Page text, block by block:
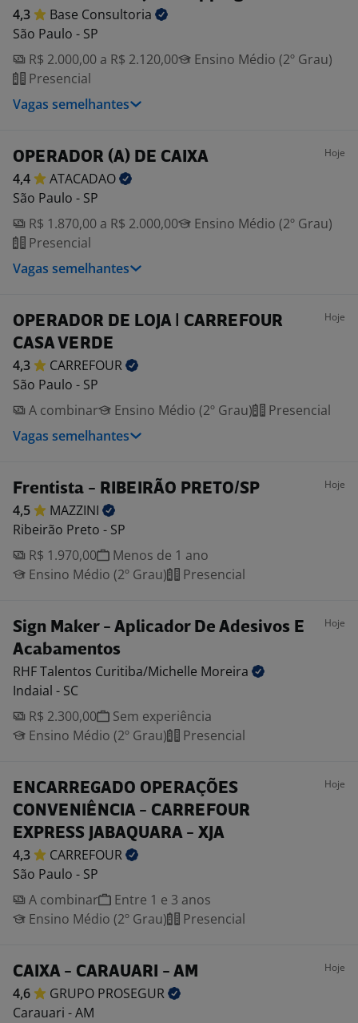
4,3 Base Consultoria
São Paulo - SP
R$ 2.000,00 a R$ 2.120,00
Ensino Médio (2º Grau)
Presencial
Vagas semelhantes
OPERADOR (A) DE CAIXA Hoje
4,4
ATACADAO
São Paulo - SP
R$ 1.870,00 a R$ 2.000,00
Ensino Médio (2º Grau)
Presencial
Vagas semelhantes
OPERADOR DE LOJA | CARREFOUR
CASA VERDE
Hoje
4,3
CARREFOUR
São Paulo - SP
A combinar
Ensino Médio (2º Grau)
Presencial
Vagas semelhantes
Frentista - RIBEIRÃO PRETO/SP Hoje
4,5
MAZZINI
Ribeirão Preto - SP
R$ 1.970,00
Menos de 1 ano
Ensino Médio (2º Grau)
Presencial
Sign Maker - Aplicador De Adesivos E
Acabamentos
Hoje
RHF Talentos Curitiba/Michelle Moreira
Indaial - SC
R$ 2.300,00
Sem experiência
Ensino Médio (2º Grau)
Presencial
ENCARREGADO OPERAÇÕES
CONVENIÊNCIA - CARREFOUR
EXPRESS JABAQUARA - XJA
Hoje
4,3
CARREFOUR
São Paulo - SP
A combinar
Entre 1 e 3 anos
Ensino Médio (2º Grau)
Presencial
CAIXA - CARAUARI - AM Hoje
4,6 GRUPO PROSEGUR
Carauari - AM